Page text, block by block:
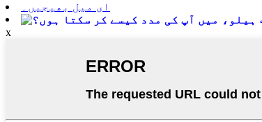
ای میل بھیجیں۔
x